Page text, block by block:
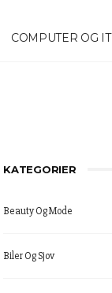
COMPUTER OG IT
KATEGORIER
Beauty Og Mode
Biler Og Sjov